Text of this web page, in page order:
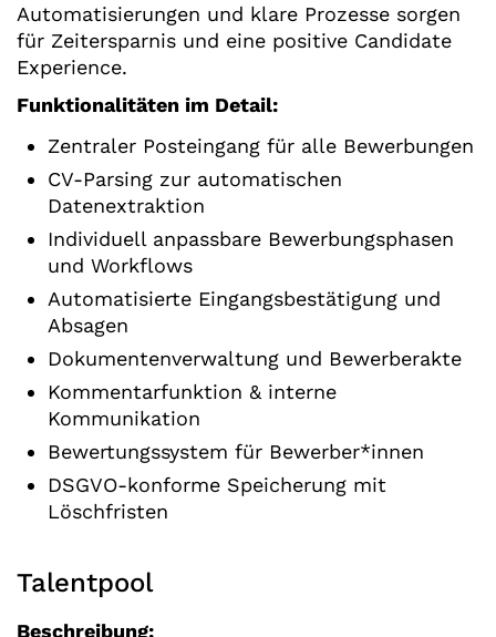
Automatisierungen und klare Prozesse sorgen
für Zeitersparnis und eine positive Candidate
Experience.
Funktionalitäten im Detail:
Zentraler Posteingang für alle Bewerbungen
CV-Parsing zur automatischen
Datenextraktion
Individuell anpassbare Bewerbungsphasen
und Workflows
Automatisierte Eingangsbestätigung und
Absagen
Dokumentenverwaltung und Bewerberakte
Kommentarfunktion & interne
Kommunikation
Bewertungssystem für Bewerber*innen
DSGVO-konforme Speicherung mit
Löschfristen
Talentpool
Beschreibung: